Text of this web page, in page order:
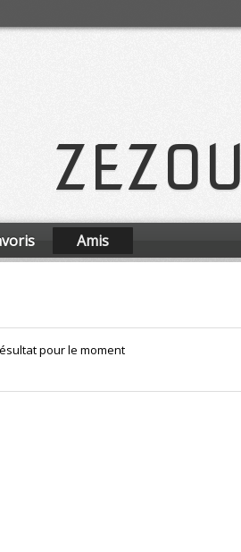
ZEZOU
Amis
pour le moment